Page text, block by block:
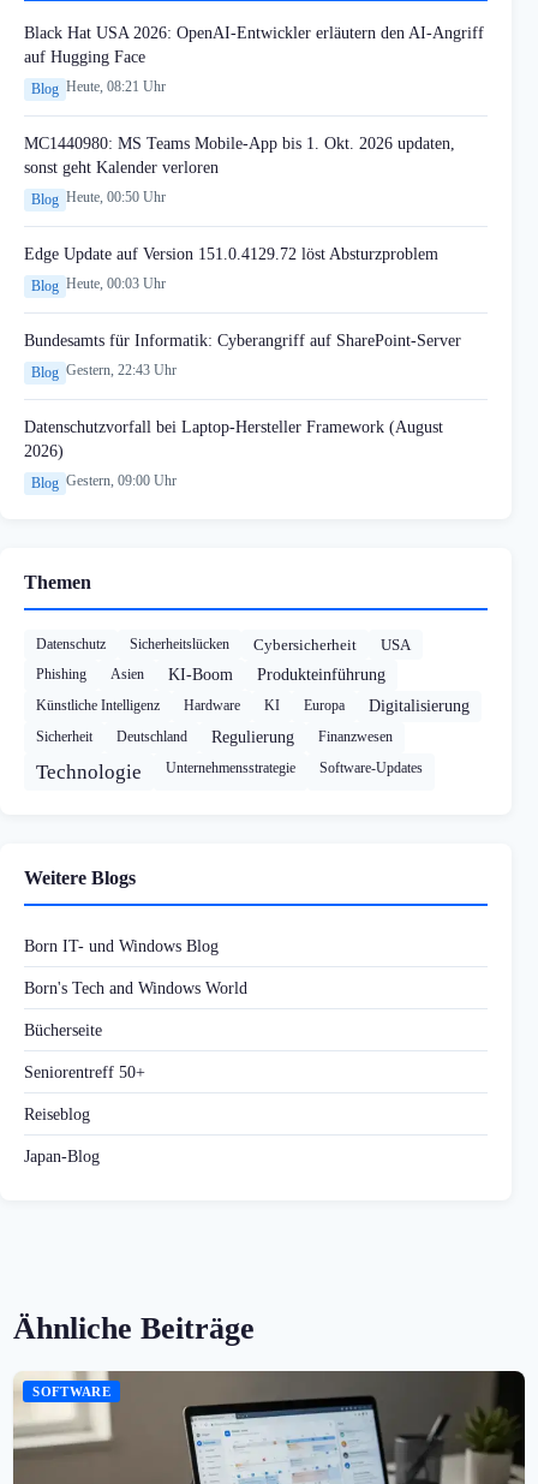
Black Hat USA 2026: OpenAI-Entwickler erläutern den AI-Angriff
auf Hugging Face
Blog Heute, 08:21 Uhr
MC1440980: MS Teams Mobile-App bis 1. Okt. 2026 updaten,
sonst geht Kalender verloren
Blog Heute, 00:50 Uhr
Edge Update auf Version 151.0.4129.72 löst Absturzproblem
Blog Heute, 00:03 Uhr
Bundesamts für Informatik: Cyberangriff auf SharePoint-Server
Blog Gestern, 22:43 Uhr
Datenschutzvorfall bei Laptop-Hersteller Framework (August
2026)
Blog Gestern, 09:00 Uhr
Themen
Datenschutz Sicherheitslücken Cybersicherheit USA
Phishing Asien KI-Boom Produkteinführung
Künstliche Intelligenz Hardware KI Europa Digitalisierung
Sicherheit Deutschland Regulierung Finanzwesen
Technologie Unternehmensstrategie Software-Updates
Weitere Blogs
Born IT- und Windows Blog
Born's Tech and Windows World
Bücherseite
Seniorentreff 50+
Reiseblog
Japan-Blog
Ähnliche Beiträge
SOFTWARE